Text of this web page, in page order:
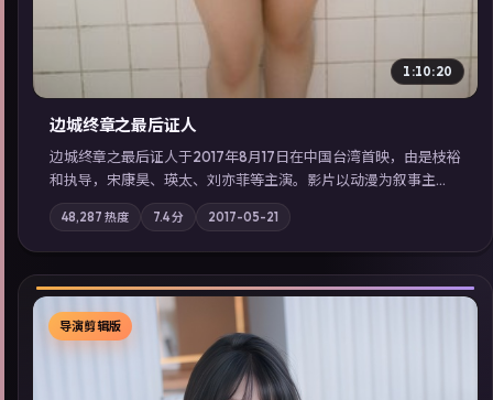
1:10:20
边城终章之最后证人
边城终章之最后证人于2017年8月17日在中国台湾首映，由是枝裕
和执导，宋康昊、瑛太、刘亦菲等主演。影片以动漫为叙事主
轴，两代人的执念在暴风雨夜正面相撞；摄影与配乐强化地域气
质；站内亦可通过「国产免费观看高清电视剧在线看」延展检索
同类型高分佳作，畅享高清在线追剧体验。
48,287 热度 7.4分 2017-05-21
导演剪辑版